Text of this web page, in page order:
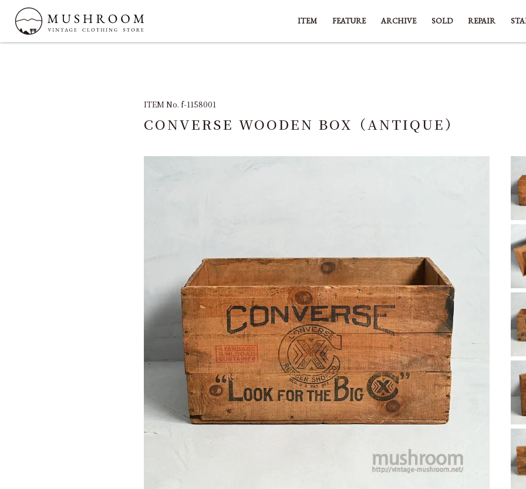
ITEM FEATURE ARCHIVE SOLD REPAIR
ITEM No. f-1158001
CONVERSE WOODEN BOX（ANTIQUE）